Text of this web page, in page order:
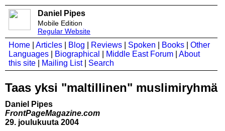
Daniel Pipes
Mobile Edition
Regular Website
Home Articles Blog Reviews Spoken Books
Other
Languages
Biographical Middle East Forum
About
this site
Mailing List| Search
Taas yksi "maltillinen" muslimiryhmä
Daniel Pipes
FrontPageMagazine.com
29. joulukuuta 2004